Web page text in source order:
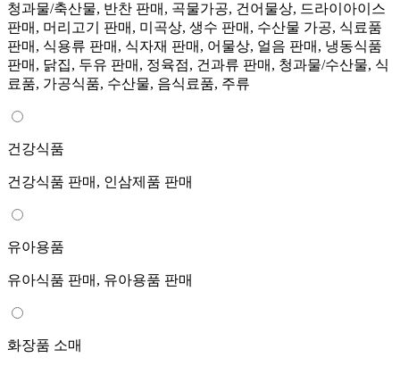
청과물/축산물, 반찬 판매, 곡물가공, 건어물상, 드라이아이스
판매, 머리고기 판매, 미곡상, 생수 판매, 수산물 가공, 식료품
판매, 식용류 판매, 식자재 판매, 어물상, 얼음 판매, 냉동식품
판매, 닭집, 두유 판매, 정육점, 건과류 판매, 청과물/수산물, 식
료품, 가공식품, 수산물, 음식료품, 주류
건강식품
건강식품 판매, 인삼제품 판매
유아용품
유아식품 판매, 유아용품 판매
화장품 소매